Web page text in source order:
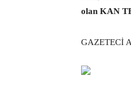
olan KAN
GAZETECİ